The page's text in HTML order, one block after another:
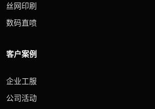
丝网印刷
数码直喷
客户案例
企业工服
公司活动